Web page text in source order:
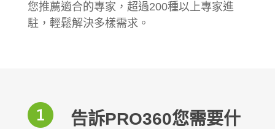
您推薦適合的專家，超過200種以上專家進
駐，輕鬆解決多樣需求。
告訴PRO360您需要什